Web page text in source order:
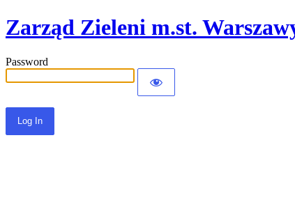
Zarząd Zieleni m.st.
Password